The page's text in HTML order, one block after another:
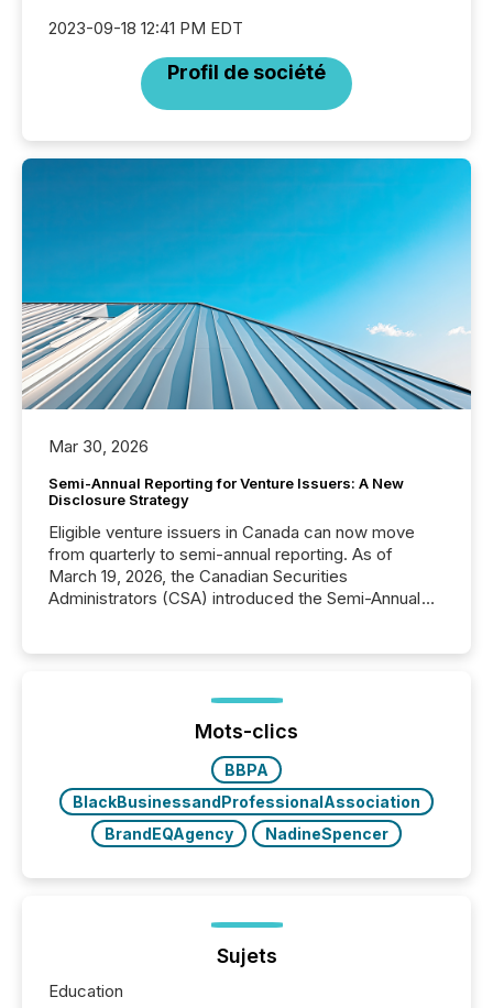
2023-09-18 12:41 PM EDT
Profil de société
Mar 30, 2026
Semi-Annual Reporting for Venture Issuers: A New
Disclosure Strategy
Eligible venture issuers in Canada can now move
from quarterly to semi-annual reporting. As of
March 19, 2026, the Canadian Securities
Administrators (CSA) introduced the Semi-Annual
optionally skip first and third quarter financial filings .
This reduces overall reporting burdens and costs. It
Mots-clics
BBPA
BlackBusinessandProfessionalAssociation
BrandEQAgency
NadineSpencer
Sujets
Education